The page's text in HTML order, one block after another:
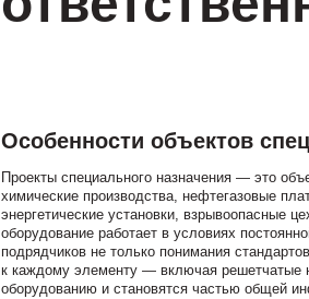
Особенности объектов
Проекты специального назначения — это
химические производства, нефтегазовые
энергетические установки, взрывоопасные
оборудование работает в условиях
подрядчиков не только понимания
к каждому элементу — включая решетчатые
оборудованию и становятся частью общей